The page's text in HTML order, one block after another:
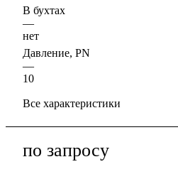
В бухтах
—
нет
Давление, PN
—
10
Все характеристики
по запросу